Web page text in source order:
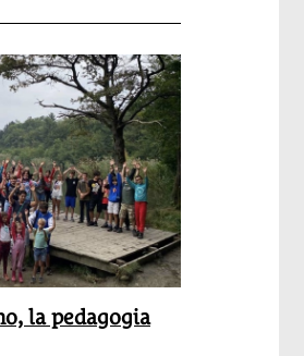
i talenti dei
la pedagogia